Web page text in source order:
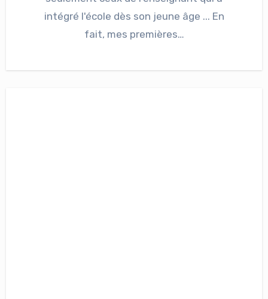
intégré l'école dès son jeune âge ... En
fait, mes premières…